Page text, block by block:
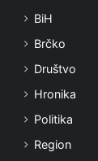
BiH
Brčko
Društvo
Hronika
Politika
Region